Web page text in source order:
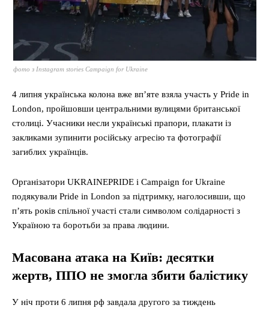
фото з Instagram stories Сampaign for Ukraine
4 липня українська колона вже вп’яте взяла участь у Pride in
London, пройшовши центральними вулицями британської
столиці. Учасники несли українські прапори, плакати із
закликами зупинити російську агресію та фотографії
загиблих українців.
Організатори UKRAINEPRIDE і Campaign for Ukraine
подякували Pride in London за підтримку, наголосивши, що
п’ять років спільної участі стали символом солідарності з
Україною та боротьби за права людини.
Масована атака на Київ: десятки
жертв, ППО не змогла збити балістику
У ніч проти 6 липня рф завдала другого за тиждень